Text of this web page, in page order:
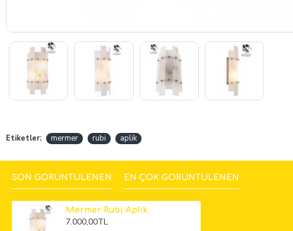
Etiketler: mermer rubi aplik
SON GÖRÜNTÜLENEN EN ÇOK GÖRÜNTÜLENEN
Mermer Rubi Aplik
7.000,00TL